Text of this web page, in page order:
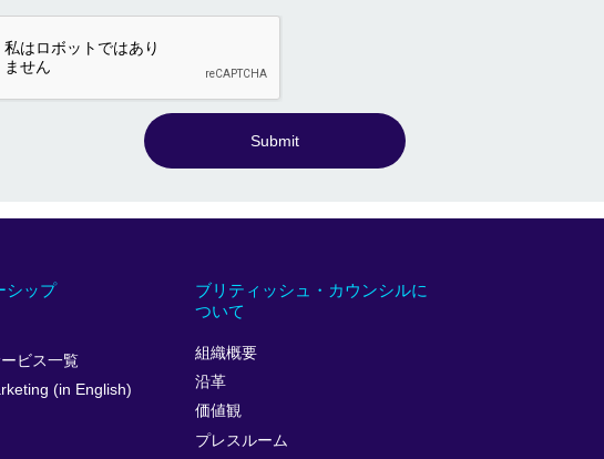
Submit
シップ
ビス一覧
(in English)
ブリティッシュ・カウンシルに
ついて
組織概要
沿革
価値観
プレスルーム